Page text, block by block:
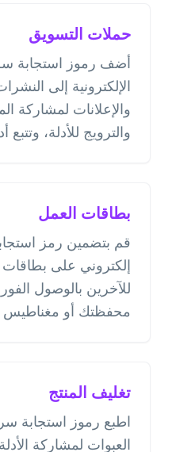
حملات التسويق
أضف رموز استجابة
الإلكترونية إلى
والإعلانات لمشاركة
والترويج للأدلة، وتتبع
بطاقات العمل
قم بتضمين رمز
إلكتروني على
للآخرين بالوصول
محفظتك أو مغناطيس
تغليف المنتج
اطبع رموز استجابة
العبوات لمشاركة